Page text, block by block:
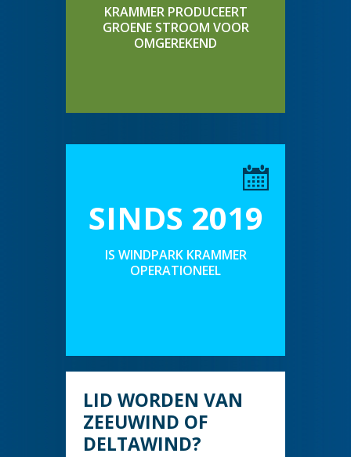
KRAMMER PRODUCEERT
GROENE STROOM VOOR
OMGEREKEND
SINDS 2019
IS WINDPARK KRAMMER
OPERATIONEEL
LID WORDEN VAN
ZEEUWIND OF
DELTAWIND?